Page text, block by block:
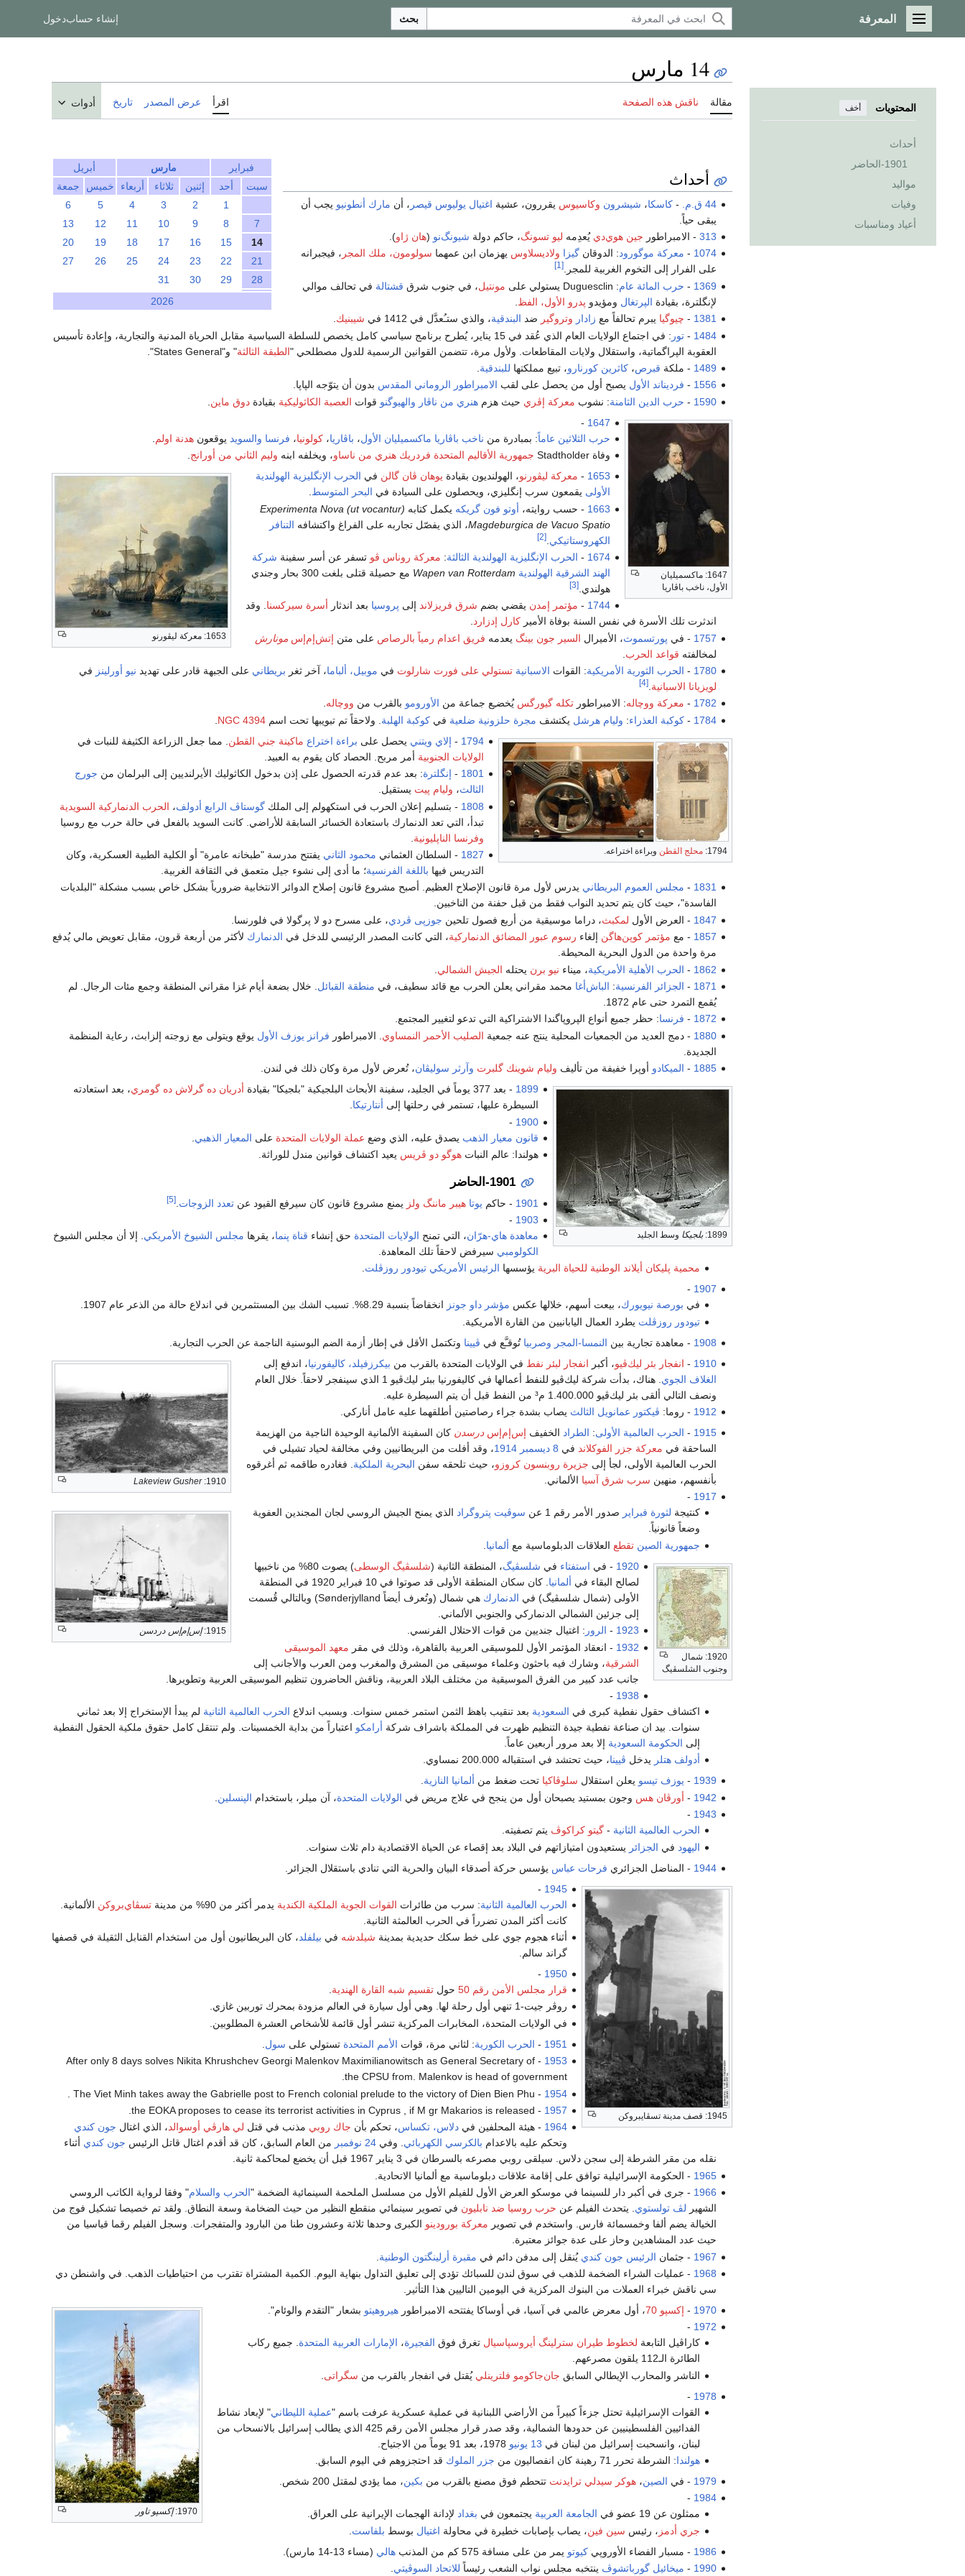
القائمة الرئيسية
المعرفة بحث إنشاء حسابدخول
المحتويات أخف
أحداث
1901-الحاضر
مواليد
وفيات
أعياد ومناسبات
14 مارس
مقالة ناقش هذه الصفحة اقرأ عرض المصدر تاريخ أدوات
فبراير مارس
أبريل
سبت
أحد إثنين ثلاثاء أربعاء خميس
جمعة
1
2
3
4
5
6
7
8
9
10
11
12
13
14
15
16
17
18
19
20
21
22
23
24
25
26
27
28
29
30
31
2026
أحداث
44 ق.م. -كاسكا، شيشرون وكاسيوس يقررون، عشية اغتيال يوليوس قيصر ، أن مارك أنطونيو يجب أن
يبقى حياً.
313 - الامبراطور جين هوي‌دي يُعدِمه ليو تسونگ، حاكم دولة شيونگ‌نو (هان ژاو).
1074
- معركة موگورود: الدوقانگيزا ولاديسلاوس يهزمان ابن عمهما سولومون، ملك المجر ، فيجبرانه
على الفرار إلى التخوم الغربية للمجر.[1]
1369
- حرب المائة عام: Duguesclin يستولي على مونتيل، في جنوب شرق قشتالة في تحالف موالي
لإنگلترة، بقيادة الپرتغال ومؤيدو پدرو الأول، الفظ
1381
- چيوگيا يبرم تحالفاً مع زادار وتروگير ضد البندقية، والذي ستـُعدَّل في 1412 في شيبنيك
1484
-تور
: في اجتماع الولايات العام الذي عُقد في 15 يناير، يُطرح برنامج سياسي كامل يخصص للسلطة السياسية مقابل الحرياة المدنية والتجارية، وإعادة تأسيس
العقوبة الپراگماتية، واستقلال ولايات المقاطعات. ولأول مرة، تتضمن القوانين الرسمية للدول مصطلحي "الطبقة الثالثة" و"States General".
1489 - ملكة قبرص،كاثرين كورنارو، تبيع مملكتها للبندقية
1556
- فرديناند الأول يصبح أول من يحصل على لقب الامبراطور الروماني المقدس بدون أن يتوّجه الپاپا.
1590
- حرب الدين الثامنة: نشوب معركة إڤري حيث هزمهنري من ناڤار والهيوگنو قوات العصبة الكاثوليكية بقيادةدوق ماين
1647: ماكسميليان
الأول، ناخب باڤاريا
1647
-
حرب الثلاثين عاماً: بمبادرة من ناخب باڤاريا ماكسميليان الأول، باڤاريا، كولونيا، فرنسا والسويد يوقعون هدنة اولم
وفاة Stadtholder
جمهورية الأقاليم المتحدة فردريك هنري من ناساو، ويخلفه ابنه وليم الثاني من أورانج
1653: معركة ليڤورنو
1653
- معركة ليڤورنو، الهولنديون بقيادة يوهان ڤان گالن في الحرب الإنگليزية الهولندية
الأولى يقمعون سرب إنگليزي، ويحصلون على السيادة في البحر المتوسط
1663 - حسب روايته، أوتو فون گريكه يكمل كتابه Experimenta Nova (ut vocantur)
Magdeburgica de Vacuo Spatio، الذي يفصّل تجاربه على الفراغ واكتشافه التنافر
الكهروستاتيكي [2]
1674
- الحرب الإنگليزية الهولندية الثالثة: معركة روناس ڤو تسفر عن أسر سفينة شركة
الهند الشرقية الهولندية Wapen van Rotterdam
مع حصيلة قتلى بلغت 300 بحار وجندي
هولندي. [3]
1744
- مؤتمر إمدن يقضي بضم شرق فريزلاندإلى پروسيا بعد اندثار أسرة سيركسنا. وقد
اندثرت تلك الأسرة في نفس السنة بوفاة الأميركارل إدزارد.
1757 - في پورتسموث، الأميرال السير جون بينگ يعدمه فريق اعدام رمياً بالرصاص على متن إتش‌إم‌إسمونارش
لمخالفته قواعد الحرب
1780
- الحرب الثورية الأمريكية: القوات الاسبانية تستولي على فورت شارلوت في موبيل، ألباما، آخر ثغر بريطاني على الجبهة قادر على تهديد نيو أورلينز في
لويزيانا الاسبانية .
[4]
1782
- معركة ووچاله: الامبراطورتكله گيورگس يُخضـِع جماعة من الأورومو بالقرب من ووچاله.
1784
-كوكبة العذراء: وليام هرشل يكتشف مجرة حلزونية ضلعية فيكوكبة الهلبة . ولاحقاً تم تبويبها تحت اسمNGC 4394
1794: محلج القطن وبراءة اختراعه.
1794
- إلاي ويتني يحصل على براءة اختراع ماكينة جني القطن . مما جعل الزراعة الكثيفة للنبات في
الولايات الجنوبية أمر مربح. الحصاد كان يقوم به العبيد.
1801
- إنگلترة: بعد عدم قدرته الحصول على إذن بدخول الكاثوليك الأيرلنديين إلى البرلمان من جورج
الثالث، وليام پيت يستقيل.
1808 - بتسليم إعلان الحرب في استكهولم إلى الملك گوستاڤ الرابع أدولف، الحرب الدنماركية السويدية
تبدأ، التي تعد الدنمارك باستعادة الخسائر السابقة للأراضي. كانت السويد بالفعل في حالة حرب مع روسيا
وفرنسا الناپليونية
1827 - السلطان العثماني محمود الثاني يفتتح مدرسة "طبخانه عامرة" أو الكلية الطبية العسكرية، وكان
التدريس فيها باللغة الفرنسية؛ ما أدى إلى نشوء جيل متعمق في الثقافة الغربية.
1831
- مجلس العموم البريطاني يدرس لأول مرة قانون الإصلاح العظيم. أصبح مشروع قانون إصلاح الدوائر الانتخابية ضرورياً بشكل خاص بسبب مشكلة "البلديات
الفاسدة"، حيث كان يتم تحديد النواب فقط من قبل حفنة من الناخبين.
1847 - العرض الأول لمكبث، دراما موسيقية من أربع فصول تلحين جوزپى ڤردي، على مسرح دو لا پرگولا في فلورنسا.
1857 - مع مؤتمر كوپن‌هاگن إلغاء رسوم عبور المضائق الدنماركية، التي كانت المصدر الرئيسي للدخل في الدنمارك لأكثر من أربعة قرون، مقابل تعويض مالي يُدفع
مرة واحدة من الدول البحرية المحيطة.
1862
- الحرب الأهلية الأمريكية، ميناء نيو برن يحتله الجيش الشمالي
1871
- الجزائر الفرنسية: الباش‌أغا محمد مقراني يعلن الحرب مع قائد سطيف، في منطقة القبائل . خلال بضعة أيام غزا مقراني المنطقة وجمع مئات الرجال. لم
يُقمع التمرد حتى عام 1872.
1872
- فرنسا: حظر جميع أنواع الپروپاگندا الاشتراكية التي تدعو لتغيير المجتمع.
1880 - دمج العديد من الجمعيات المحلية ينتج عنه جمعية الصليب الأحمر النمساوي . الامبراطور فرانز يوزف الأول يوقع ويتولى مع زوجته إلزابث، رعاية المنظمة
الجديدة.
1885
- الميكادو أوپرا خفيفة من تأليف وليام شوينك گلبرت وآرثر سوليڤان، تُعرض لأول مرة وكان ذلك في لندن.
1899: بلجيكا وسط الجليد
1899 - بعد 377 يوماً في الجليد، سفينة الأبحاث البلجيكية "بلجيكا" بقيادة أدريان ده گرلاش ده گومري، بعد استعادته
السيطرة عليها، تستمر في رحلتها إلى أنتارتيكا
1900
-
قانون معيار الذهب يصدق عليه، الذي وضع عملة الولايات المتحدة على المعيار الذهبي
هولندا: عالم النبات هوگو دو ڤريس يعيد اكتشاف قوانين مندل للوراثة.
1901-الحاضر
1901 - حاكم يوتا هيبر ماننگ ولز يمنع مشروع قانون كان سيرفع القيود عن تعدد الزوجات [5]
1903
-
معاهدة هاي-هرّان، التي تمنح الولايات المتحدة حق إنشاء قناة پنما، يقرها مجلس الشيوخ الأمريكي . إلا أن مجلس الشيوخ
الكولومبي سيرفض لاحقاً تلك المعاهدة.
محمية پليكان أيلاند الوطنية للحياة البرية يؤسسها الرئيس الأمريكي تيودور روزڤلت.
1907
-
في بورصة نيويورك، بيعت أسهم، خلالها عكس مؤشر داو جونز انخفاضاً بنسبة 8.29%. تسبب الشك بين المستثمرين في اندلاع حالة من الذعر عام 1907.
تيودور روزڤلت يطرد العمال اليابانيين من القارة الأمريكية.
1908 - معاهدة تجارية بين النمسا-المجر وصربيا تُوقـَّع في ڤيينا وتكتمل الأقل في إطار أزمة الضم البوسنية الناجمة عن الحرب التجارية.
1910:
Lakeview Gusher
1910
- انفجار بئر ليك‌ڤيو، أكبر انفجار لبئر نفط في الولايات المتحدة بالقرب من بيكرزفيلد، كاليفورنيا، اندفع إلى
الغلاف الجوي
. هناك، بدأت شركة ليك‌ڤيو للنفط أعمالها في كاليفورنيا ببئر ليك‌ڤيو 1 الذي سينفجر لاحقاً. خلال العام
ونصف التالي ألقى بئر ليك‌ڤيو 1.400.000 م³ من النفط قبل أن يتم السيطرة عليه.
1912 - روما: ڤيكتور عمانويل الثالث يصاب بشدة جراء رصاصتين أطلقهما عليه عامل أناركي.
1915: إس‌إم‌إس دردسن
1915
- الحرب العالمية الأولى: الطراد الخفيف إس‌إم‌إسدرسدن كان السفينة الألمانية الوحيدة الناجية من الهزيمة
الساحقة في معركة جزر الفوكلاند في 8 ديسمبر 1914، وقد أفلت من البريطانيين وفي مخالفة لحياد تشيلي في
الحرب العالمية الأولى، لجأ إلى جزيرة روبنسون كروزو، حيث تلحقه سفن البحرية الملكية . فغادره طاقمه ثم أغرقوه
بأنفسهم، منهين سرب شرق آسيا الألماني.
1917
-
كنتيجة لثورة فبراير صدور الأمر رقم 1 عن سوڤيت پتروگرادالذي يمنح الجيش الروسي لجان المجندين العفوية
وضعاً قانونياً.
جمهورية الصين تقطع العلاقات الدبلوماسية مع ألمانيا
1920: شمال
وجنوب الشلسڤيگ
1920 - في استفتاء في شلسڤيگ، المنطقة الثانية (شلسڤيگ الوسطى
) يصوت 80% من ناخبيها
لصالح البقاء في ألمانيا
. كان سكان المنطقة الأولى قد صوتوا في 10 فبراير 1920 في المنطقة
الأولى (شمال شلسڤيگ) في الدنمارك
هي شمال (وتُعرف أيضاً Sønderjylland) وبالتالي قُسمت
إلى جزئين الشمالي الدنماركي والجنوبي الألماني.
1923
- الرور : اغتيال جنديين من قوات الاحتلال الفرنسي.
1932 - انعقاد المؤتمر الأول للموسيقى العربية بالقاهرة، وذلك في مقر معهد الموسيقى
الشرقية، وشارك فيه باحثون وعلماء موسيقى من المشرق والمغرب ومن العرب والأجانب إلى
جانب عدد كبير من الفرق الموسيقية من مختلف البلاد العربية، وناقش الحاضرون تنظيم الموسيقى العربية وتطويرها.
1938
-
اكتشاف حقول نفطية كبرى في السعودية بعد تنقيب باهظ الثمن استمر خمس سنوات. وبسبب اندلاع الحرب العالمية الثانية لم يبدأ الإستخراج إلا بعد ثماني
سنوات. بيد ان صناعة نفطية جيدة التنظيم ظهرت في المملكة باشراف شركة أرامكو اعتباراً من بداية الخمسينات. ولم تنتقل كامل حقوق ملكية الحقول النفطية
إلى الحكومة السعودية إلا بعد مرور أربعين عاماً.
أدولف هتلر يدخل ڤيينا، حيث تحتشد في استقباله 200.000 نمساوي.
1939
- يوزف تيسو يعلن استقلال سلوڤاكيا تحت ضغط من ألمانيا النازية.
1942
- أورڤان هس وجون بمستيد يصبحان أول من ينجح في علاج مريض في الولايات المتحدة، آن ميلر، باستخدام الپنسلين
1943
-
الحرب العالمية الثانية - گيتو كراكوڤ يتم تصفيته.
اليهود في الجزائر يستعيدون امتيازاتهم في البلاد بعد إقصاء عن الحياة الاقتصادية دام ثلاث سنوات.
1944 - المناضل الجزائري فرحات عباس يؤسس حركة أصدقاء البيان والحرية التي تنادي باستقلال الجزائر.
1945: قصف مدينة تسڤايبروكن
1945
-
الحرب العالمية الثانية: سرب من طائرات القوات الجوية الملكية الكندية يدمر أكثر من 90% من مدينة تسڤاي‌بروكن الألمانية.
كانت أكثر المدن تضرراً في الحرب العالمثة الثانية.
أثناء هجوم جوي على خط سكك حديدية بمدينة شيلدشه في بيلفلد، كان البريطانيون أول من استخدام القنابل الثقيلة في قصفها
گراند سالم.
1950
-
قرار مجلس الأمن رقم 50
حول تقسيم شبه القارة الهندية
روڤر جيت-1 تنهي أول رحلة لها. وهي أول سيارة في العالم مزودة بمحرك توربين غازي.
في الولايات المتحدة، المخابرات المركزية تنشر أول قائمة للأشخاص العشرة المطلوبين.
1951
- الحرب الكورية: لثاني مرة، قوات الأمم المتحدة تستولي على سول
1953
- After only 8 days solves Nikita Khrushchev Georgi Malenkov Maximilianowitsch as General Secretary of
the CPSU from. Malenkov is head of government.
1954
- The Viet Minh takes away the Gabrielle post to French colonial prelude to the victory of Dien Bien Phu .
1957
- the EOKA proposes to cease its terrorist activities in Cyprus , if M gr Makarios is released.
1964 - هيئة المحلفين في دلاس، تكساس، تحكم بأن جاك روبي مذنب في قتل لي هارڤي أوسوالد، الذي اغتال جون كندي
وتحكم عليه بالاعدام بالكرسي الكهربائي. وفي 24 نوفمبر من العام السابق، كان قد أقدم اغتال قاتل الرئيس جون كندي أثناء
نقله من مقر الشرطة إلى سجن دلاس. سيلقى روبي مصرعه بالسرطان في 3 يناير 1967 قبل أن يخضع لمحاكمة ثانية.
1965 - الحكومة الإسرائيلية توافق على إقامة علاقات دبلوماسية مع ألمانيا الاتحادية.
1966 - جرى في أكبر دار للسينما في موسكو العرض الأول للفيلم الأول من مسلسل الملحمة السينمائية الضخمة "الحرب والسلام" وفقا لرواية الكاتب الروسي
الشهير لڤ تولستوي . يتحدث الفيلم عن حرب روسيا ضد نابليون في تصوير سينمائي منقطع النظير من حيث الضخامة وسعة النطاق. ولقد تم خصيصا تشكيل فوج من
الخيالة يضم ألفا وخمسمائة فارس. واستخدم في تصوير معركة بورودينو الكبرى وحدها ثلاثة وعشرون طنا من البارود والمتفجرات. وسجل الفيلم رقما قياسيا من
حيث عدد المشاهدين وحاز على عدة جوائز معتبرة.
1967 - جثمان الرئيس جون كندي يُنقل إلى مدفن دائم في مقبرة أرلينگتون الوطنية
1968 - عمليات الشراء الضخمة للذهب في سوق لندن للسبائك تؤدي إلى تعليق التداول بنهاية اليوم. الكمية المشتراة تقترب من احتياطيات الذهب. في واشنطن دي
سي ناقش خبراء العملات من البنوك المركزية في اليومين التاليين هذا التأثير.
1970: إكسپو تاور
1970
- إكسپو 70 ، أول معرض عالمي في آسيا، في أوساكا يفتتحه الامبراطورهيروهيتو بشعار "التقدم والوئام".
1972
-
كاراڤيل التابعة لخطوط طيران سترلينگ أيروسپاسيال تغرق فوق الفجيرة، الإمارات العربية المتحدة. جميع ركاب
الطائرة الـ112 يلقون مصرعهم.
الناشر والمحارب الإيطالي السابق جان‌جاكومو فلترينلي يُقتل في انفجار بالقرب من سگراتى
1978
-
القوات الإسرائيلية تحتل جزءاً كبيراً من الأراضي اللبنانية في عملية عسكرية عرفت باسم "عملية الليطاني" لإبعاد نشاط
الفدائيين الفلسطينيين عن حدودها الشمالية، وقد صدر قرار مجلس الأمن رقم 425 الذي يطالب إسرائيل بالانسحاب من
لبنان، وانسحبت إسرائيل من لبنان في 13 يونيو
هولندا: الشرطة تحرر 71 رهينة كان انفصاليون من جزر الملوك قد احتجزوهم في اليوم السابق.
1979 - في الصين،هوكر سيدلي ترايدنت تتحطم فوق مصنع بالقرب من بكين، مما يؤدي لمقتل 200 شخص.
1984
-
ممثلون عن 19 عضو في
الجامعة العربية يجتمعون في بغدادلإدانة الهجمات الإيرانية على العراق.
جري أدمز ، رئيس سين فين، يصاب بإصابات خطيرة في محاولة اغتيال بوسط بلفاست
1986 - مسبار الفضاء الأوروپيكيوتو يمر من على مسافة 575 كم من المذنب هالي (مساء 13-14 مارس).
1990
- ميخائيل گورباتشوڤ ينتخبه مجلس نواب الشعب رئيساً للاتحاد السوڤيتي.